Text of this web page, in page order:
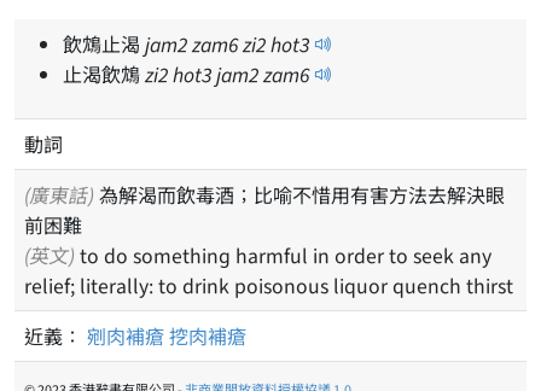
飲鴆止渴 jam2zam6zi2hot3
止渴飲鴆zi2hot3jam2zam6
動詞
(廣東話) 為解渴而飲毒酒；比喻不惜用有害方法去解決眼
前困難
(英文) to do something harmful in order to seek any
relief; literally: to drink poisonous liquor quench thirst
近義： 剜肉補瘡挖肉補瘡